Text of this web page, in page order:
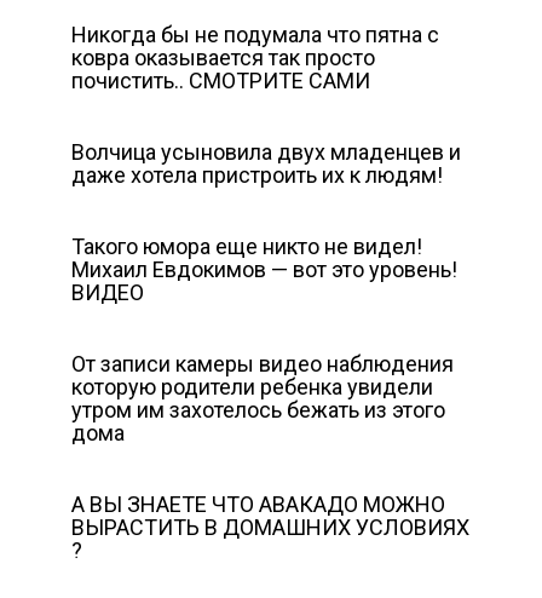
Никогда бы не подумала что пятна с
ковра оказывается так просто
почистить.. СМОТРИТЕ САМИ
Волчица усыновила двух младенцев и
даже хотела пристроить их к людям!
Такого юмора еще никто не видел!
Михаил Евдокимов — вот это уровень!
ВИДЕО
От записи камеры видео наблюдения
которую родители ребенка увидели
утром им захотелось бежать из этого
дома
А ВЫ ЗНАЕТЕ ЧТО АВАКАДО МОЖНО
ВЫРАСТИТЬ В ДОМАШНИХ УСЛОВИЯХ
?